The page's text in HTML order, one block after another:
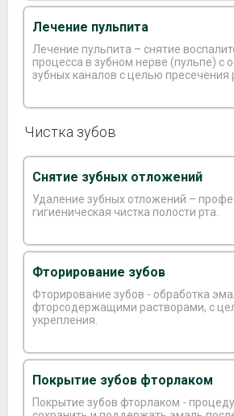
Лечение пульпита
Лечение пульпита – снятие
процесса в зубном нерве (пульпе) с
зубных каналов с целью пресечения
Чистка зубов
Снятие зубных отложений
Удаление зубных отложений –
гигиеническая чистка полости рта.
Фторирование зубов
Фторирование зубов - обработка
фторсодержащими растворами, с
укрепления.
Покрытие зубов фторлаком
Покрытие зубов фторлаком -